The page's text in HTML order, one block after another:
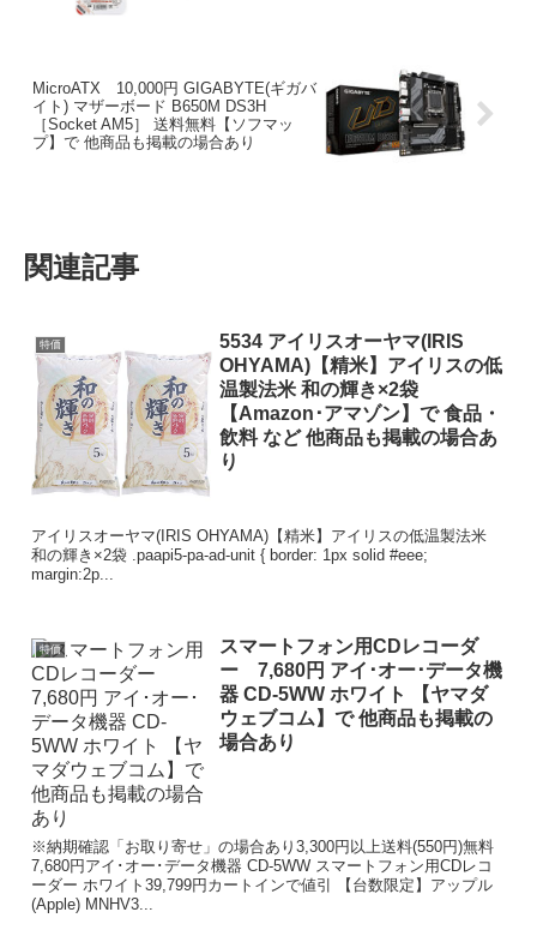
MicroATX 10,000円 GIGABYTE(ギガバ
イト) マザーボード B650M DS3H
［Socket AM5］ 送料無料【ソフマッ
プ】で 他商品も掲載の場合あり
関連記事
特価
5534 アイリスオーヤマ(IRIS
OHYAMA)【精米】アイリスの低
温製法米 和の輝き×2袋
【Amazon･アマゾン】で 食品・
飲料 など 他商品も掲載の場合あ
り
アイリスオーヤマ(IRIS OHYAMA)【精米】アイリスの低温製法米
和の輝き×2袋 .paapi5-pa-ad-unit { border: 1px solid #eee;
margin:2p...
特価
スマートフォン用CDレコーダ
ー 7,680円 アイ･オー･データ機
器 CD-5WW ホワイト 【ヤマダ
ウェブコム】で 他商品も掲載の
場合あり
※納期確認「お取り寄せ」の場合あり3,300円以上送料(550円)無料
7,680円アイ･オー･データ機器 CD-5WW スマートフォン用CDレコ
ーダー ホワイト39,799円カートインで値引 【台数限定】アップル
(Apple) MNHV3...